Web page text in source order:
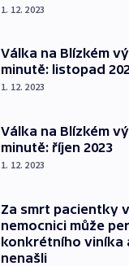
1. 12. 2023
Válka na Blízkém
minutě: listopad
1. 12. 2023
Válka na Blízkém
minutě: říjen 2023
1. 12. 2023
Za smrt pacientky
nemocnici může
konkrétního viníka
nenašli